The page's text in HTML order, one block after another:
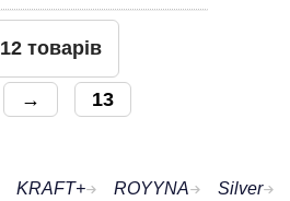
товарів
→
13
KRAFT+ ROYYNA
Silver